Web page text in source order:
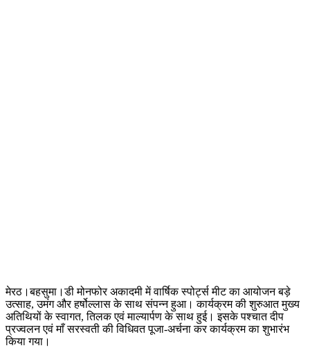
मेरठ।बहसुमा।डी मोनफोर अकादमी में वार्षिक स्पोर्ट्स मीट का आयोजन बड़े
उत्साह, उमंग और हर्षोल्लास के साथ संपन्न हुआ। कार्यक्रम की शुरुआत मुख्य
अतिथियों के स्वागत, तिलक एवं माल्यार्पण के साथ हुई। इसके पश्चात दीप
प्रज्वलन एवं माँ सरस्वती की विधिवत पूजा-अर्चना कर कार्यक्रम का शुभारंभ
किया गया।